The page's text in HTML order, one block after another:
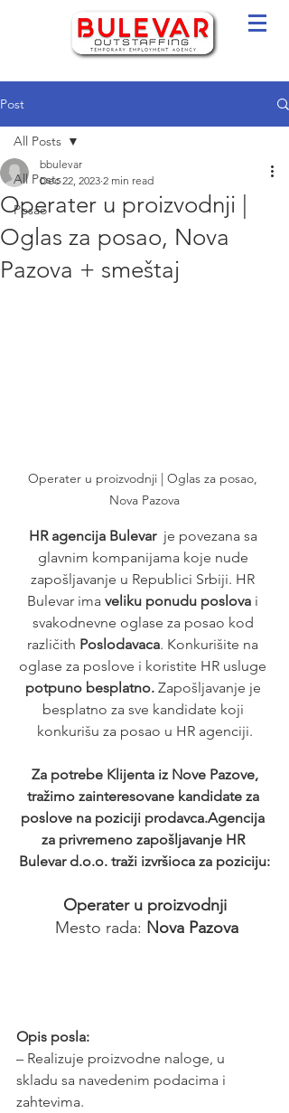
Post
All Posts
Posao
All Posts
Operater u proizvodnji |
Oglas za posao, Nova
Pazova + smeštaj
bbulevar
Dec 22, 2023 2 min read
Operater u proizvodnji | Oglas za posao,
Nova Pazova
HR agencija Bulevar
  je povezana sa
glavnim kompanijama koje nude
zapošljavanje u Republici Srbiji. HR
Bulevar ima veliku ponudu poslova i
svakodnevne oglase za posao kod
različith Poslodavaca. Konkurišite na
oglase za poslove i koristite HR usluge
potpuno besplatno. Zapošljavanje je
besplatno za sve kandidate koji
konkurišu za posao u HR agenciji.
tražimo zainteresovane kandidate za
poslove na poziciji prodavca.Agencija
za privremeno zapošljavanje HR
Bulevar d.o.o. traži izvršioca za poziciju:
Operater u proizvodnji
Mesto rada: Nova Pazova
Opis posla:
– Realizuje proizvodne naloge, u
skladu sa navedenim podacima i
zahtevima.